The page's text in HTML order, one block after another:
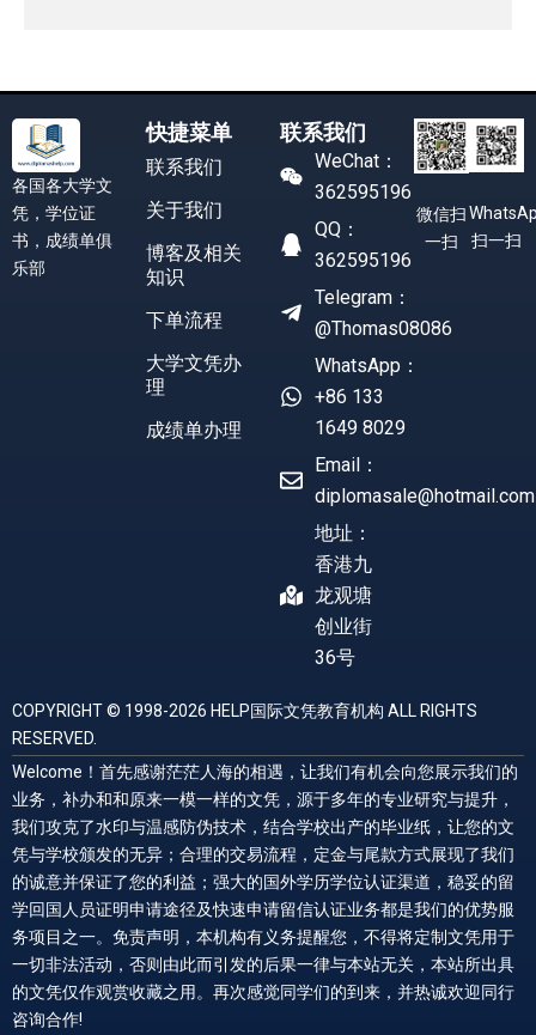
各国各大学文
凭，学位证
书，成绩单俱
乐部
快捷菜单
联系我们
关于我们
博客及相关
知识
下单流程
大学文凭办
理
成绩单办理
联系我们
WeChat：
362595196
QQ：
362595196
Telegram：
@Thomas08086
WhatsApp：
+86 133
1649 8029
Email：
diplomasale@hotmail.com
地址：
香港九
龙观塘
创业街
36号
微信扫
一扫
扫一扫
COPYRIGHT © 1998-2026 HELP国际文凭教育机构 ALL RIGHTS
RESERVED.
Welcome！首先感谢茫茫人海的相遇，让我们有机会向您展示我们的
业务，补办和和原来一模一样的文凭，源于多年的专业研究与提升，
我们攻克了水印与温感防伪技术，结合学校出产的毕业纸，让您的文
凭与学校颁发的无异；合理的交易流程，定金与尾款方式展现了我们
的诚意并保证了您的利益；强大的国外学历学位认证渠道，稳妥的留
学回国人员证明申请途径及快速申请留信认证业务都是我们的优势服
务项目之一。免责声明，本机构有义务提醒您，不得将定制文凭用于
一切非法活动，否则由此而引发的后果一律与本站无关，本站所出具
的文凭仅作观赏收藏之用。再次感觉同学们的到来，并热诚欢迎同行
咨询合作!